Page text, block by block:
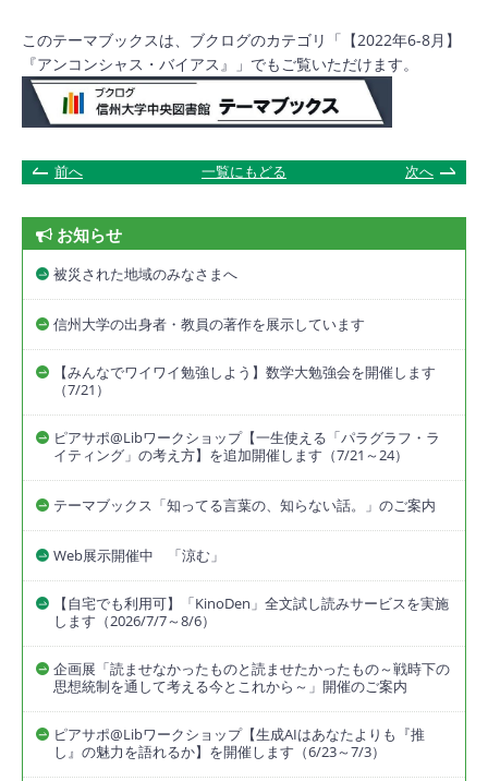
このテーマブックスは、ブクログのカテゴリ「【2022年6-8月】
『アンコンシャス・バイアス』」でもご覧いただけます。
前へ 一覧にもどる 次へ
お知らせ
被災された地域のみなさまへ
信州大学の出身者・教員の著作を展示しています
【みんなでワイワイ勉強しよう】数学大勉強会を開催します
（7/21）
ピアサポ@Libワークショップ【一生使える「パラグラフ・ラ
イティング」の考え方】を追加開催します（7/21～24）
テーマブックス「知ってる言葉の、知らない話。」のご案内
Web展示開催中 「涼む」
【自宅でも利用可】「KinoDen」全文試し読みサービスを実施
します（2026/7/7～8/6）
企画展「読ませなかったものと読ませたかったもの～戦時下の
思想統制を通して考える今とこれから～」開催のご案内
ピアサポ@Libワークショップ【生成AIはあなたよりも『推
し』の魅力を語れるか】を開催します（6/23～7/3）